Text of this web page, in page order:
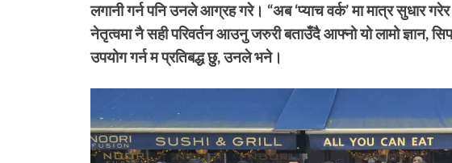
लगानी गर्न पनि उनले आग्रह गरे। “अब ‘प्याच वर्क’ मा मात्र सुधार
नेतृत्वमा नै सही परिवर्तन आउनु जरुरी बताउँदै आफ्नो यो लामो ज्ञान,
उपयोग गर्न म प्रतिबद्ध छु, उनले भने।